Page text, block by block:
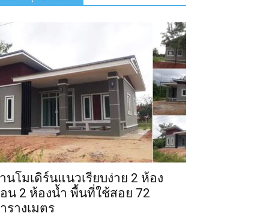
นโมเดิร์นแนวเรียบง่าย 2 ห้อง
น 2 ห้องน้ำ พื้นที่ใช้สอย 72
รางเมตร